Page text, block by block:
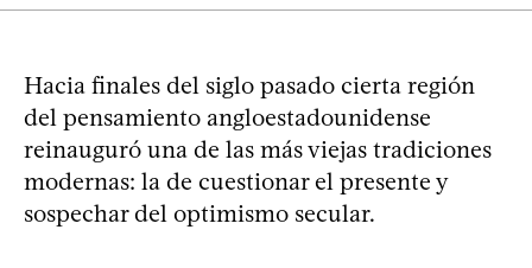
Hacia finales del siglo pasado cierta región
del pensamiento angloestadounidense
reinauguró una de las más viejas tradiciones
modernas: la de cuestionar el presente y
sospechar del optimismo secular.